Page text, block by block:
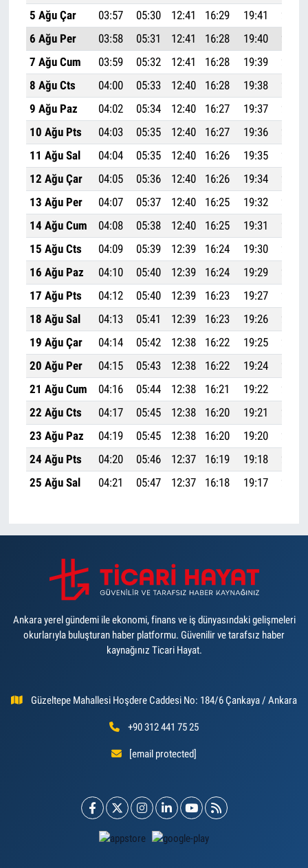
5 Ağu Çar
03:57 05:30 12:41 16:29 19:41
6 Ağu Per
03:58 05:31 12:41 16:28 19:40
7 Ağu Cum
03:59 05:32 12:41 16:28 19:39
8 Ağu Cts
04:00 05:33 12:40 16:28 19:38
9 Ağu Paz
04:02 05:34 12:40 16:27 19:37
10 Ağu Pts
04:03 05:35 12:40 16:27 19:36
11 Ağu Sal
04:04 05:35 12:40 16:26 19:35
12 Ağu Çar
04:05 05:36 12:40 16:26 19:34
13 Ağu Per
04:07 05:37 12:40 16:25 19:32
14 Ağu Cum
04:08 05:38 12:40 16:25 19:31
15 Ağu Cts
04:09 05:39 12:39 16:24 19:30
16 Ağu Paz
04:10 05:40 12:39 16:24 19:29
17 Ağu Pts
04:12 05:40 12:39 16:23 19:27
18 Ağu Sal
04:13 05:41 12:39 16:23 19:26
19 Ağu Çar
04:14 05:42 12:38 16:22 19:25
20 Ağu Per
04:15 05:43 12:38 16:22 19:24
21 Ağu Cum
04:16 05:44 12:38 16:21 19:22
22 Ağu Cts
04:17 05:45 12:38 16:20 19:21
23 Ağu Paz
04:19 05:45 12:38 16:20 19:20
24 Ağu Pts
04:20 05:46 12:37 16:19 19:18
25 Ağu Sal
04:21 05:47 12:37 16:18 19:17
Ankara yerel gündemi ile ekonomi, finans ve iş dünyasındaki gelişmeleri
okurlarıyla buluşturan haber platformu. Güvenilir ve tarafsız haber
kaynağınız Ticari Hayat.
Güzeltepe Mahallesi Hoşdere Caddesi No: 184/6 Çankaya / Ankara
+90 312 441 75 25
[email protected]